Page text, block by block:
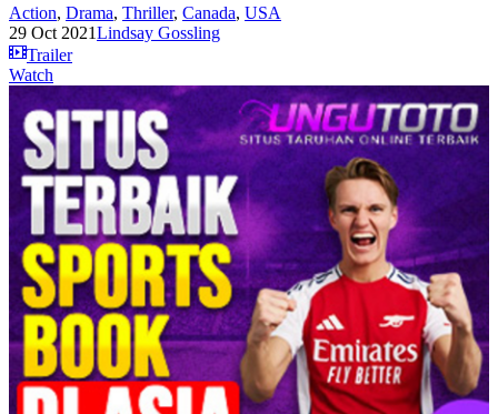
Action, Drama, Thriller, Canada, USA
29 Oct 2021Lindsay Gossling
Trailer
Watch